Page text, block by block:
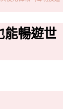
能暢遊世